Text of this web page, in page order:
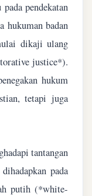
pendekatan
badan
dikaji ulang
justice*).
hukum
tetapi juga
tantangan
pada
putih (*white-